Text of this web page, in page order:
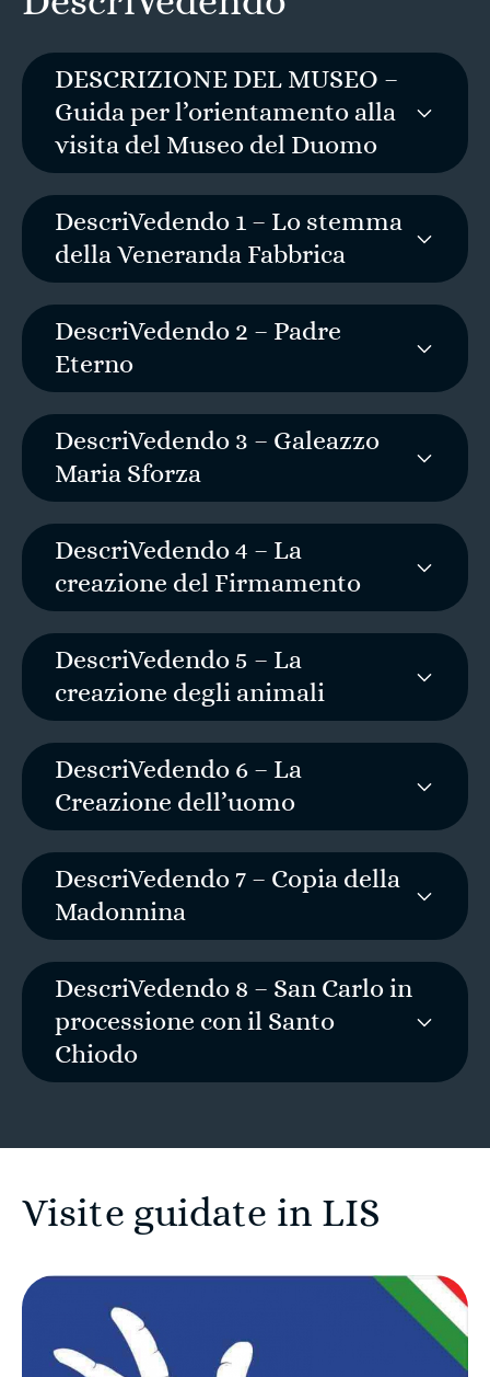
DESCRIZIONE DEL MUSEO –
Guida per l’orientamento alla
visita del Museo del Duomo
DescriVedendo 1 – Lo stemma
della Veneranda Fabbrica
DescriVedendo 2 – Padre
Eterno
DescriVedendo 3 – Galeazzo
Maria Sforza
DescriVedendo 4 – La
creazione del Firmamento
DescriVedendo 5 – La
creazione degli animali
DescriVedendo 6 – La
Creazione dell’uomo
DescriVedendo 7 – Copia della
Madonnina
DescriVedendo 8 – San Carlo in
processione con il Santo
Chiodo
Visite guidate in LIS